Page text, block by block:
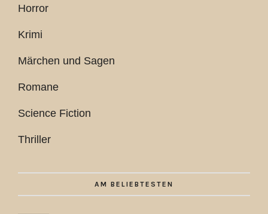
Horror
Krimi
Märchen und Sagen
Romane
Science Fiction
Thriller
AM BELIEBTESTEN